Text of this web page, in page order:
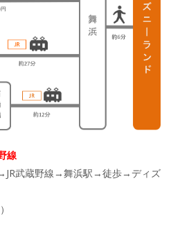
線
武蔵野線→舞浜駅→徒歩→ディズ